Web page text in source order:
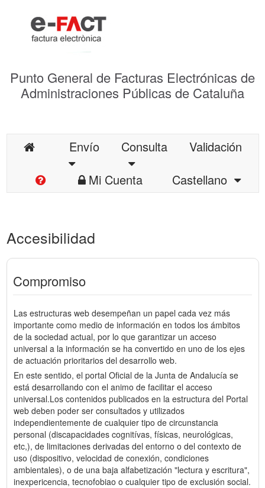
Punto General de Facturas Electrónicas de
Administraciones Públicas de Cataluña
Envío Consulta
Validación
Mi Cuenta
Castellano
Accesibilidad
Compromiso
Las estructuras web desempeñan un papel cada vez más
importante como medio de información en todos los ámbitos
de la sociedad actual, por lo que garantizar un acceso
universal a la información se ha convertido en uno de los ejes
de actuación prioritarios del desarrollo web.
En este sentido, el portal Oficial de la Junta de Andalucía se
está desarrollando con el animo de facilitar el acceso
universal.Los contenidos publicados en la estructura del Portal
web deben poder ser consultados y utilizados
independientemente de cualquier tipo de circunstancia
personal (discapacidades cognitívas, físicas, neurológicas,
etc,), de limitaciones derivadas del entorno o del contexto de
uso (dispositivo, velocidad de conexión, condiciones
ambientales), o de una baja alfabetización "lectura y escritura",
inexpericencia, tecnofobiao o cualquier tipo de exclusión social.